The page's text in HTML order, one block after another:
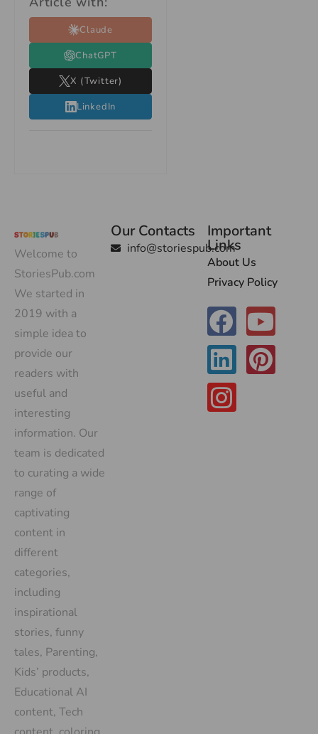
Claude
ChatGPT
X (Twitter)
LinkedIn
Welcome to
StoriesPub.com
We started in
2019 with a
simple idea to
provide our
readers with
useful and
interesting
information. Our
team is dedicated
to curating a wide
range of
captivating
content in
different
categories,
including
inspirational
stories, funny
tales, Parenting,
Kids’ products,
Educational AI
content, Tech
Our Contacts
info@storiespub.com
Important
Links
About Us
Privacy Policy